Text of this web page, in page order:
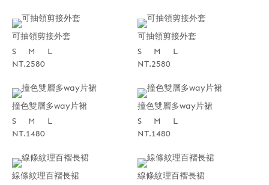
可抽領剪接外套
S
M
L
NT.2580
可抽領剪接外套
S
M
L
NT.2580
撞色雙層多way片裙
S
M
L
NT.1480
撞色雙層多way片裙
S
M
L
NT.1480
線條紋理百褶長裙
線條紋理百褶長裙